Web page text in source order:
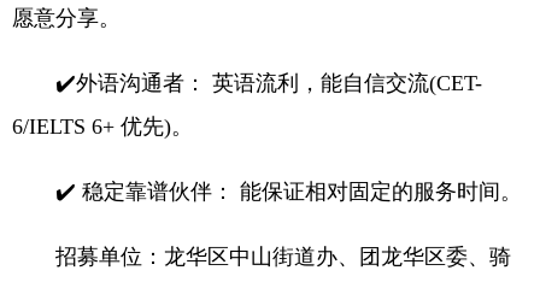
愿意分享。
✔️外语沟通者： 英语流利，能自信交流(CET-
6/IELTS 6+ 优先)。
✔️ 稳定靠谱伙伴： 能保证相对固定的服务时间。
招募单位：龙华区中山街道办、团龙华区委、骑